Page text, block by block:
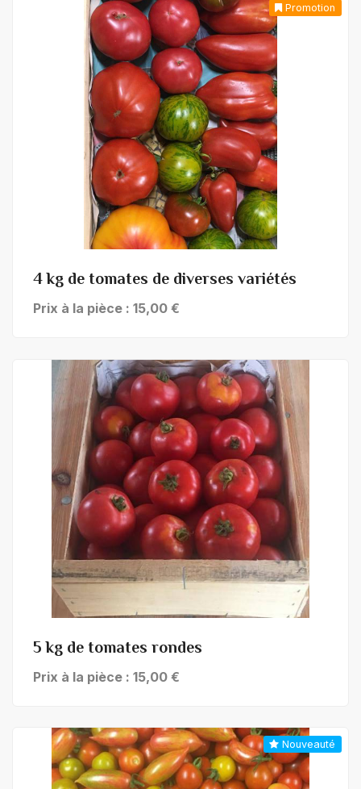
Promotion
4 kg de tomates de diverses variétés
Prix à la pièce : 15,00 €
+ de détails
5 kg de tomates rondes
Prix à la pièce : 15,00 €
+ de détails
Nouveauté